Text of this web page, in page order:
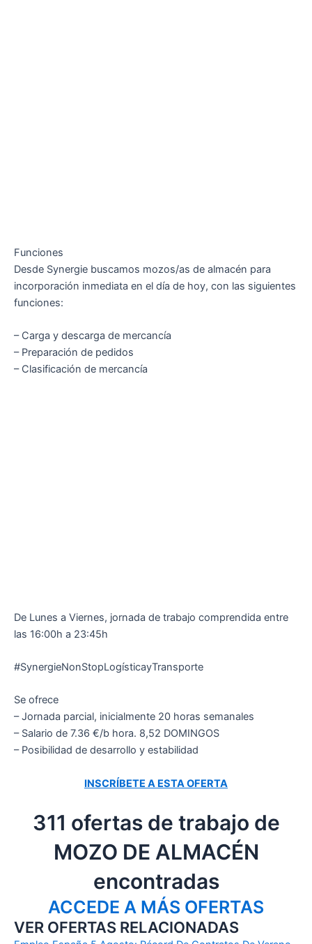
Funciones
Desde Synergie buscamos mozos/as de almacén para
incorporación inmediata en el día de hoy, con las siguientes
funciones:
– Carga y descarga de mercancía
– Preparación de pedidos
– Clasificación de mercancía
De Lunes a Viernes, jornada de trabajo comprendida entre
las 16:00h a 23:45h
#SynergieNonStopLogísticayTransporte
Se ofrece
– Jornada parcial, inicialmente 20 horas semanales
– Salario de 7.36 €/b hora. 8,52 DOMINGOS
– Posibilidad de desarrollo y estabilidad
INSCRÍBETE A ESTA OFERTA
311 ofertas de trabajo de
MOZO DE ALMACÉN
encontradas
ACCEDE A MÁS OFERTAS
VER OFERTAS RELACIONADAS